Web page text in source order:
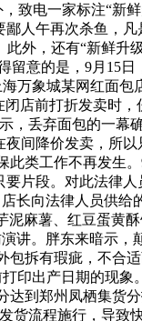
致电一家标注“
人午再次杀鱼，
外，还有“新鲜
意的是，9月15
万象城某网红面
店前打折发卖时
，丢弃面包的一
间降价发卖，所
类工作不再发
片段。对此法律
向法律人员供给
麻薯、红豆蛋黄
讲。胖东来暗示
拆有瑕疵，不合
印出产日期的现
达到郑州凤栖集
货流程施行，导